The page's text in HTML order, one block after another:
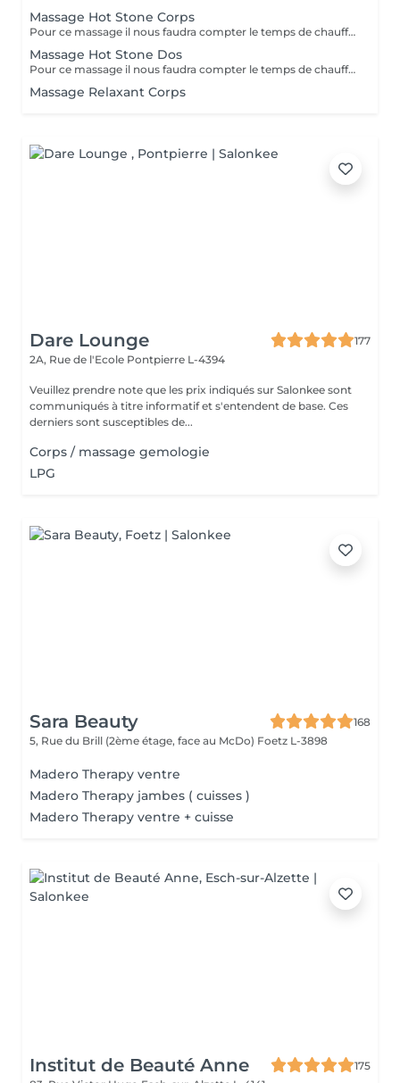
Massage Hot Stone Corps
Pour ce massage il nous faudra compter le temps de chauffe de l'appareil alors prenez rendez vous à partir de 9h30 pour les soins le matin.
Massage Hot Stone Dos
Pour ce massage il nous faudra compter le temps de chauffe des pierres Pour les soins le matin merci de prendre rendez vous à partir de 9h30
Massage Relaxant Corps
Dare Lounge
177
2A, Rue de l'Ecole Pontpierre L-4394
Veuillez prendre note que les prix indiqués sur Salonkee sont
communiqués à titre informatif et s'entendent de base. Ces
derniers sont susceptibles de...
Corps / massage gemologie
LPG
Sara Beauty
168
5, Rue du Brill (2ème étage, face au McDo) Foetz L-3898
Madero Therapy ventre
Madero Therapy jambes ( cuisses )
Madero Therapy ventre + cuisse
Institut de Beauté Anne
175